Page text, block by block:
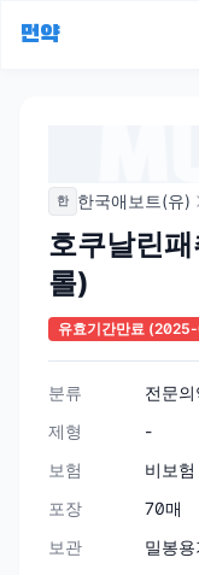
먼약
한 한국애보트(유)
호쿠날린
롤)
유효기간만료
분류
전문의
제형
-
보험
비보험
포장
70매
보관
밀봉